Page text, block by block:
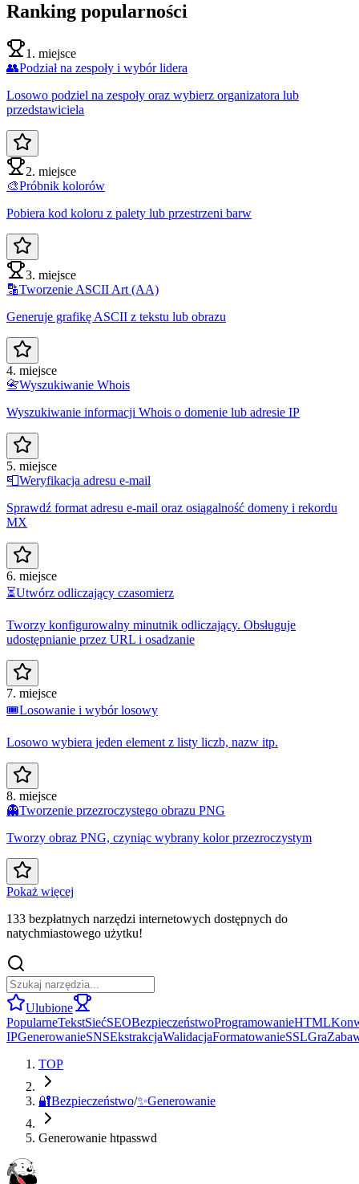
Ranking popularności
1. miejsce
👥Podział na zespoły i wybór lidera
Losowo podziel na zespoły oraz wybierz organizatora lub
przedstawiciela
2. miejsce
🎨Próbnik kolorów
Pobiera kod koloru z palety lub przestrzeni barw
3. miejsce
🔡Tworzenie ASCII Art (AA)
Generuje grafikę ASCII z tekstu lub obrazu
4. miejsce
📇Wyszukiwanie Whois
Wyszukiwanie informacji Whois o domenie lub adresie IP
5. miejsce
📮Weryfikacja adresu e-mail
Sprawdź format adresu e-mail oraz osiągalność domeny i rekordu
MX
6. miejsce
⏳Utwórz odliczający czasomierz
Tworzy konfigurowalny minutnik odliczający. Obsługuje
udostępnianie przez URL i osadzanie
7. miejsce
🎟️Losowanie i wybór losowy
Losowo wybiera jeden element z listy liczb, nazw itp.
8. miejsce
👻Tworzenie przezroczystego obrazu PNG
Tworzy obraz PNG, czyniąc wybrany kolor przezroczystym
Pokaż więcej
133 bezpłatnych narzędzi internetowych dostępnych do
natychmiastowego użytku!
Ulubione
PopularneTekstSiećSEOBezpieczeństwoProgramowanieHTML
IPGenerowanieSNSEkstrakcjaWalidacjaFormatowanieSSLGra
TOP
🔐Bezpieczeństwo/✨Generowanie
Generowanie htpasswd